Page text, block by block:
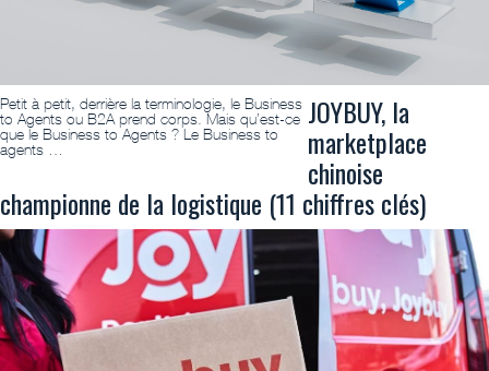
Petit à petit, derrière la terminologie, le Business
to Agents ou B2A prend corps. Mais qu’est-ce
que le Business to Agents ? Le Business to
agents …
JOYBUY, la
marketplace
chinoise
championne de la logistique (11 chiffres clés)